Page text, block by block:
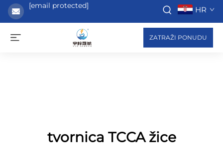
[email protected] HR
ZATRAŽI PONUDU
tvornica TCCA žice